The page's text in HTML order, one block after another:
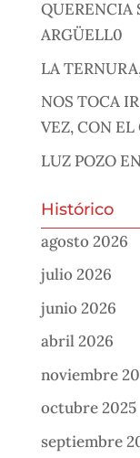
QUERENCIA
ARGÜELL0
LA
NOS TOCA
VEZ, CON EL
LUZ POZO
Histórico
agosto 2026
julio 2026
junio 2026
abril 2026
noviembre
octubre 2025
septiembre